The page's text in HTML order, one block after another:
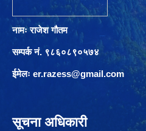
नामः राजेश गौतम
सम्पर्क नं. ९८६०८९०५७४
ईमेलः er.razess@gmail.com
सूचना अधिकारी